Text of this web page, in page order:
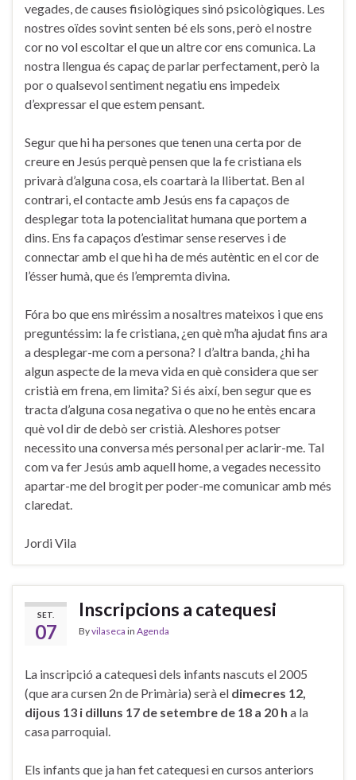
vegades, de causes fisiològiques sinó psicològiques. Les
nostres oïdes sovint senten bé els sons, però el nostre
cor no vol escoltar el que un altre cor ens comunica. La
nostra llengua és capaç de parlar perfectament, però la
por o qualsevol sentiment negatiu ens impedeix
d’expressar el que estem pensant.
Segur que hi ha persones que tenen una certa por de
creure en Jesús perquè pensen que la fe cristiana els
privarà d’alguna cosa, els coartarà la llibertat. Ben al
contrari, el contacte amb Jesús ens fa capaços de
desplegar tota la potencialitat humana que portem a
dins. Ens fa capaços d’estimar sense reserves i de
connectar amb el que hi ha de més autèntic en el cor de
l’ésser humà, que és l’empremta divina.
Fóra bo que ens miréssim a nosaltres mateixos i que ens
preguntéssim: la fe cristiana, ¿en què m’ha ajudat fins ara
a desplegar-me com a persona? I d’altra banda, ¿hi ha
algun aspecte de la meva vida en què considera que ser
cristià em frena, em limita? Si és així, ben segur que es
tracta d’alguna cosa negativa o que no he entès encara
què vol dir de debò ser cristià. Aleshores potser
necessito una conversa més personal per aclarir-me. Tal
com va fer Jesús amb aquell home, a vegades necessito
apartar-me del brogit per poder-me comunicar amb més
claredat.
Jordi Vila
SET.
07
Inscripcions a catequesi
Byvilaseca in Agenda
La inscripció a catequesi dels infants nascuts el 2005
(que ara cursen 2n de Primària) serà el dimecres 12,
dijous 13 i dilluns 17 de setembre de 18 a 20 h a la
casa parroquial.
Els infants que ja han fet catequesi en cursos anteriors